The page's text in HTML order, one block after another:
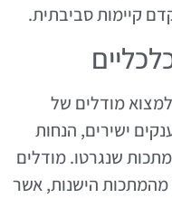
קיימות סביבתית.
מודלים של
ישירים, הנחות
שנגרטו. מודלים
הישנות, אשר